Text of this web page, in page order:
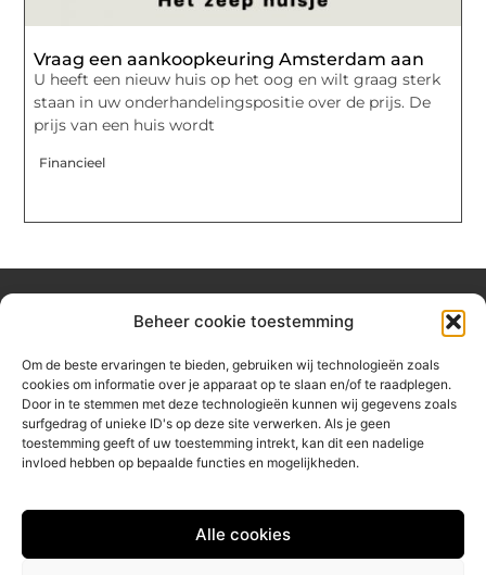
Beheer cookie toestemming
Om de beste ervaringen te bieden, gebruiken wij technologieën zoals
cookies om informatie over je apparaat op te slaan en/of te raadplegen.
Door in te stemmen met deze technologieën kunnen wij gegevens zoals
surfgedrag of unieke ID's op deze site verwerken. Als je geen
toestemming geeft of uw toestemming intrekt, kan dit een nadelige
invloed hebben op bepaalde functies en mogelijkheden.
Alle cookies
Vraag een aankoopkeuring Amsterdam aan
U heeft een nieuw huis op het oog en wilt graag sterk
staan in uw onderhandelingspositie over de prijs. De
prijs van een huis wordt
Financieel
Jouw gids voor inspiratie en tips uit het dagelijks leven.
Ontdek een brede verzameling blogs en artikelen die je helpen
om het meeste uit elke dag te halen, met praktische adviezen
en verrassende inzichten.
Bericht categorie
Main Links